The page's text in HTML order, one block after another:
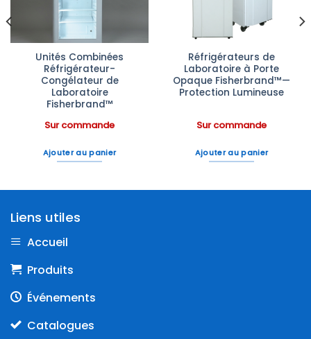
Unités Combinées
Réfrigérateur-
Congélateur de
Laboratoire
Fisherbrand™
Sur commande
Ajouter au panier
Réfrigérateurs de
Laboratoire à Porte
Opaque Fisherbrand™—
Protection Lumineuse
Sur commande
Ajouter au panier
Liens utiles
Accueil
Produits
Événements
Catalogues